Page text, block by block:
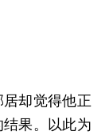
却觉得他正
果。以此为